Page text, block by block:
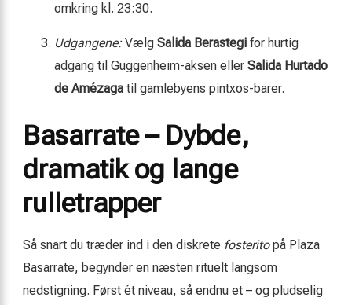
omkring kl. 23:30.
Udgangene: Vælg Salida Berastegi for hurtig
adgang til Guggenheim-aksen eller Salida Hurtado
de Amézaga til gamlebyens pintxos-barer.
Basarrate – Dybde,
dramatik og lange
rulletrapper
Så snart du træder ind i den diskrete fosteritopå Plaza
Basarrate, begynder en næsten rituelt langsom
nedstigning. Først ét niveau, så endnu et – og pludselig